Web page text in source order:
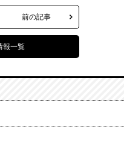
前の記事
報一覧